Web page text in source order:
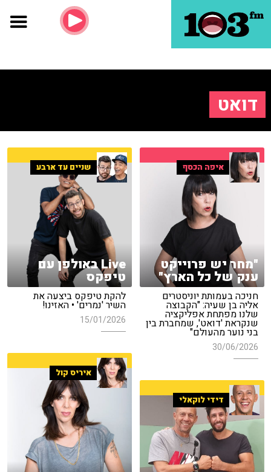
דואט
איפה הכסף
"מחר יש פרוייקט
ענק של כל הארץ"
חניכה בעמותת יוניסטרים
אליה בן שעיה: "הקבוצה
שלנו מפתחת אפליקציה
שנקראת 'דואט', שמחברת בין
בני נוער מהעולם"
30/06/2026
שניים עד ארבע
Live באולפן עם
טיפקס
להקת טיפקס ביצעה את
השיר 'נמרים' • האזינו!
15/01/2026
איריס קול
דידי לוקאלי